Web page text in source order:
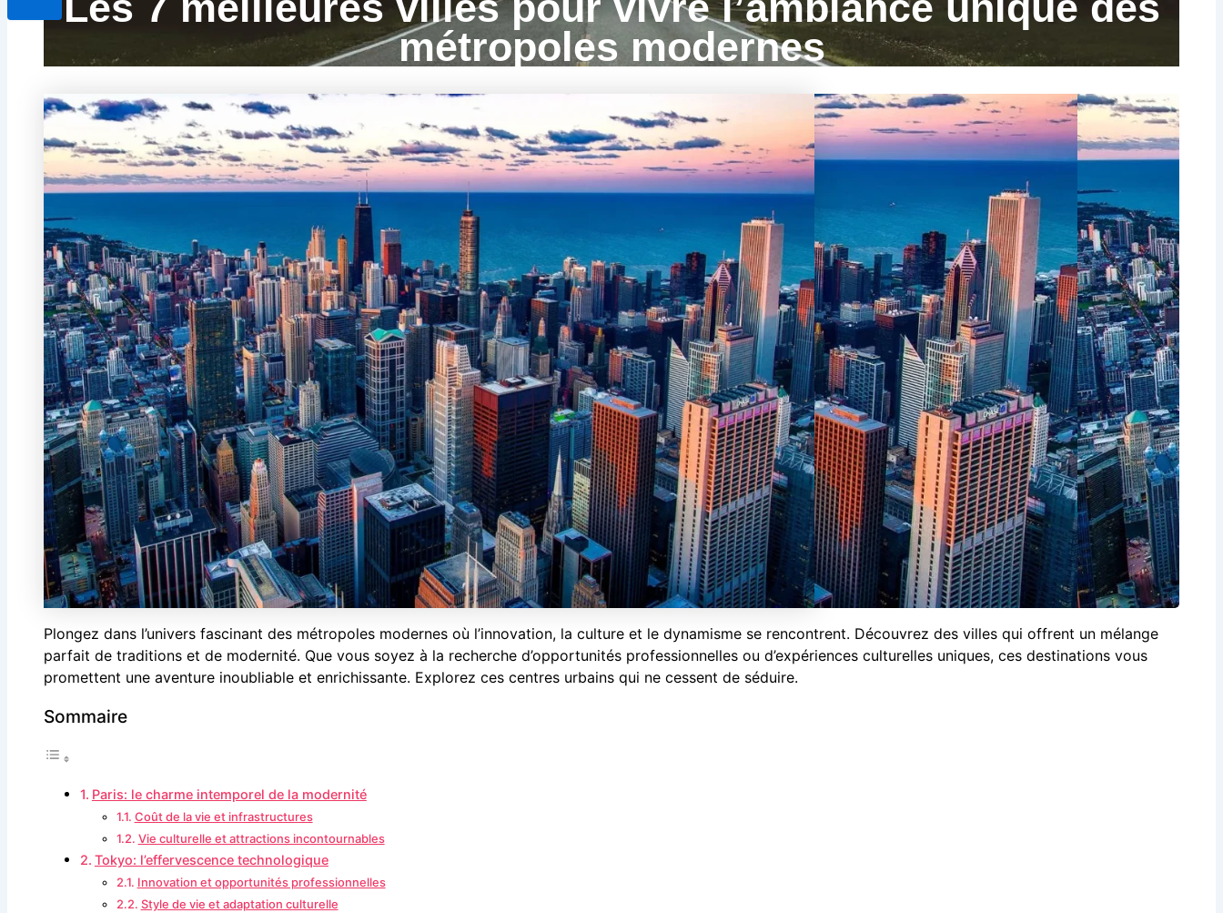
métropoles modernes
Plongez dans l’univers fascinant des métropoles modernes où l’innovation, la culture et le dynamisme se rencontrent. Découvrez des villes qui offrent un mélange
parfait de traditions et de modernité. Que vous soyez à la recherche d’opportunités professionnelles ou d’expériences culturelles uniques, ces destinations vous
promettent une aventure inoubliable et enrichissante. Explorez ces centres urbains qui ne cessent de séduire.
Sommaire
Paris: le charme intemporel de la modernité
Coût de la vie et infrastructures
Vie culturelle et attractions incontournables
Tokyo: l’effervescence technologique
Innovation et opportunités professionnelles
Style de vie et adaptation culturelle